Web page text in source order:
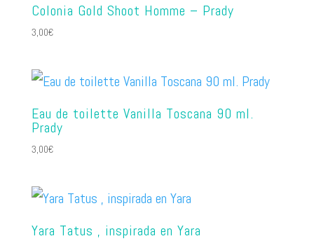
Colonia Gold Shoot Homme – Prady
3,00€
Eau de toilette Vanilla Toscana 90 ml.
Prady
3,00€
Yara Tatus , inspirada en Yara